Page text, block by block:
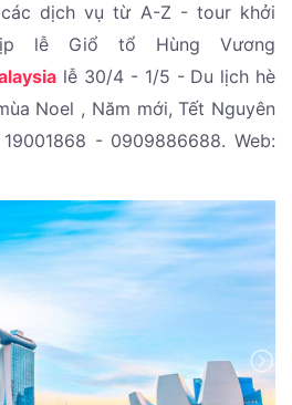
dịch vụ từ A-Z - tour khởi
lễ Giổ tổ Hùng Vương
lễ 30/4 - 1/5 - Du lịch hè
Noel , Năm mới, Tết Nguyên
- 0909886688. Web: